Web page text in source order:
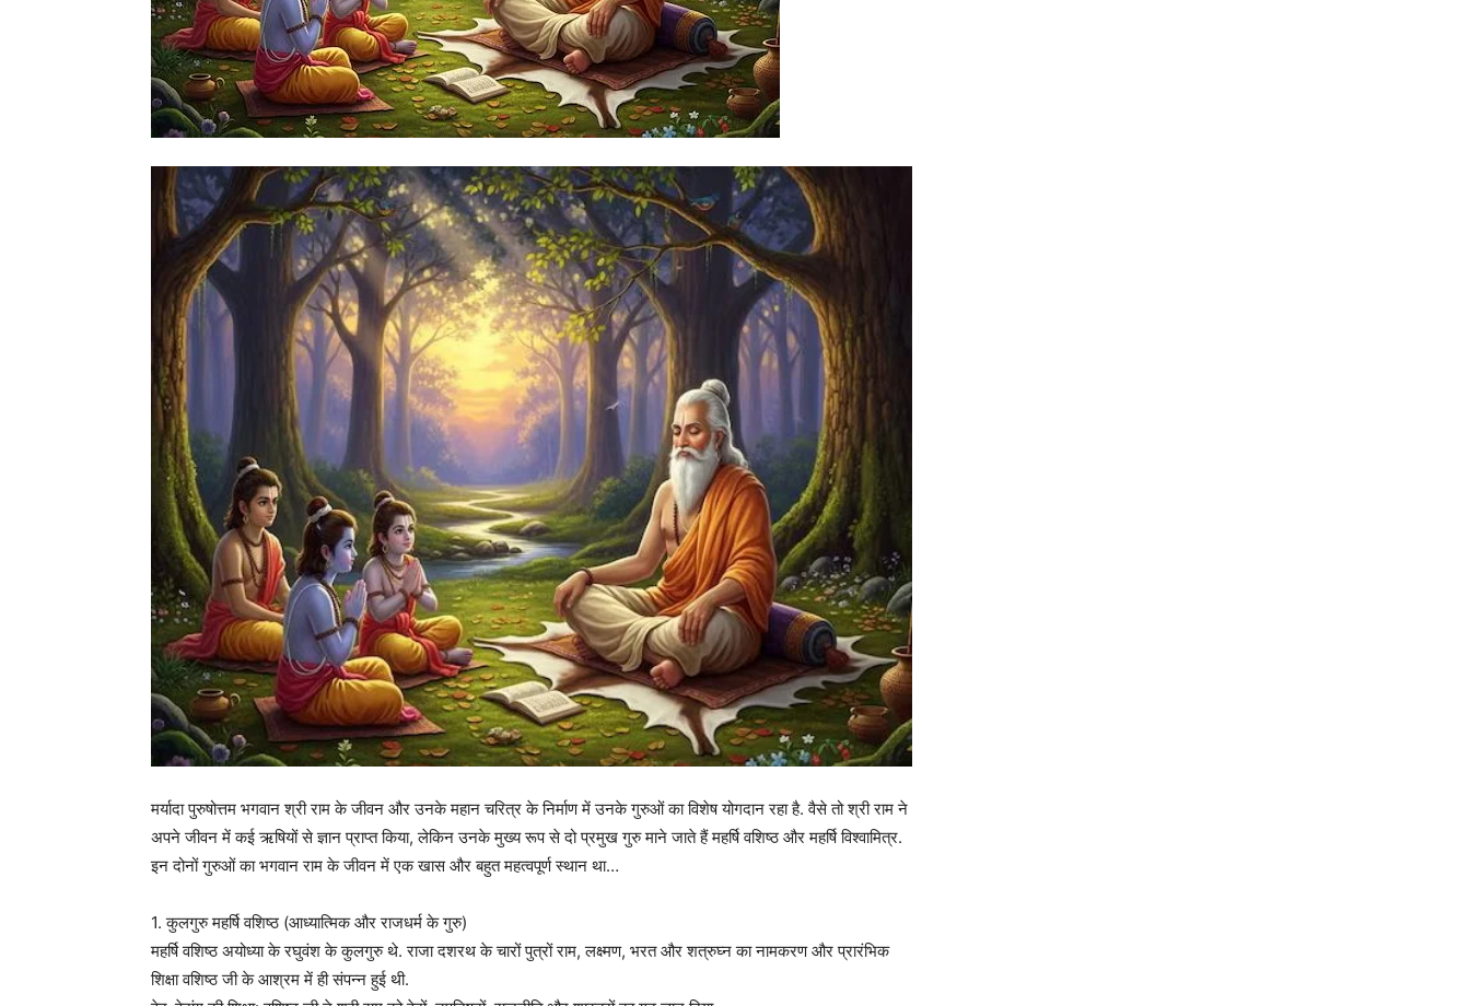
मर्यादा पुरुषोत्तम भगवान श्री राम के जीवन और उनके महान चरित्र के निर्माण में उनके गुरुओं का विशेष योगदान रहा है. वैसे तो श्री राम ने
अपने जीवन में कई ऋषियों से ज्ञान प्राप्त किया, लेकिन उनके मुख्य रूप से दो प्रमुख गुरु माने जाते हैं महर्षि वशिष्ठ और महर्षि विश्वामित्र.
इन दोनों गुरुओं का भगवान राम के जीवन में एक खास और बहुत महत्वपूर्ण स्थान था…
1. कुलगुरु महर्षि वशिष्ठ (आध्यात्मिक और राजधर्म के गुरु)
महर्षि वशिष्ठ अयोध्या के रघुवंश के कुलगुरु थे. राजा दशरथ के चारों पुत्रों राम, लक्ष्मण, भरत और शत्रुघ्न का नामकरण और प्रारंभिक
शिक्षा वशिष्ठ जी के आश्रम में ही संपन्न हुई थी.